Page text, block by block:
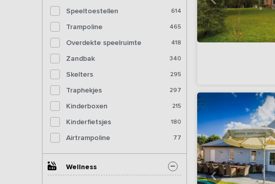
Speeltoestellen 614
Trampoline 465
Overdekte speelruimte 418
Zandbak 340
Skelters 295
Traphekjes 297
Kinderboxen 215
Kinderfietsjes 180
Airtrampoline 77
Wellness